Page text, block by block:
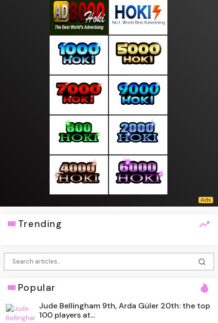
Trending
Popular
Jude Bellingham 9th, Arda Güler 20th: the top
100 players at...